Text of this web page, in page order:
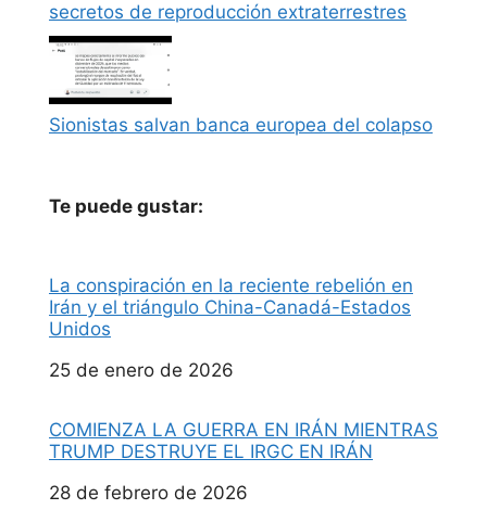
secretos de reproducción extraterrestres
Sionistas salvan banca europea del colapso
Te puede gustar:
La conspiración en la reciente rebelión en
Irán y el triángulo China-Canadá-Estados
Unidos
Fecha
25 de enero de 2026
COMIENZA LA GUERRA EN IRÁN MIENTRAS
TRUMP DESTRUYE EL IRGC EN IRÁN
Fecha
28 de febrero de 2026